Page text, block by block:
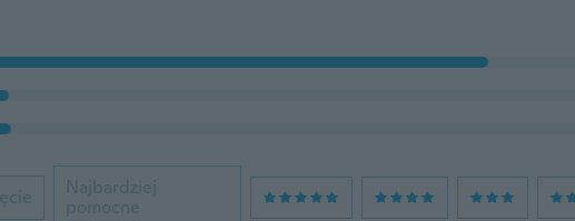
Najbardziej
pomocne